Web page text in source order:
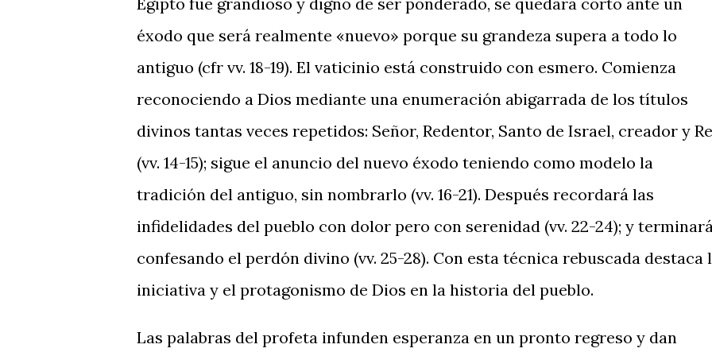
éxodo que será realmente «nuevo» porque su grandeza supera a todo lo
antiguo (cfr vv. 18-19). El vaticinio está construido con esmero. Comienza
reconociendo a Dios mediante una enumeración abigarrada de los títulos
divinos tantas veces repetidos: Señor, Redentor, Santo de Israel, creador y
(vv. 14-15); sigue el anuncio del nuevo éxodo teniendo como modelo la
tradición del antiguo, sin nombrarlo (vv. 16-21). Después recordará las
infidelidades del pueblo con dolor pero con serenidad (vv. 22-24); y
confesando el perdón divino (vv. 25-28). Con esta técnica rebuscada destaca
iniciativa y el protagonismo de Dios en la historia del pueblo.
Las palabras del profeta infunden esperanza en un pronto regreso y dan